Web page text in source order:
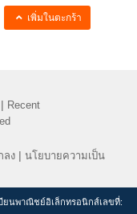
เพิ่มในตะกร้า
| Recent
ลง | นโยบายความเป็น
ยนพาณิชย์อิเล็กทรอนิกส์เลขที่: